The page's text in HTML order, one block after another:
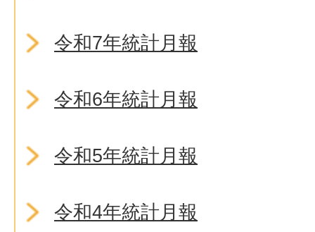
令和7年統計月報
令和6年統計月報
令和5年統計月報
令和4年統計月報